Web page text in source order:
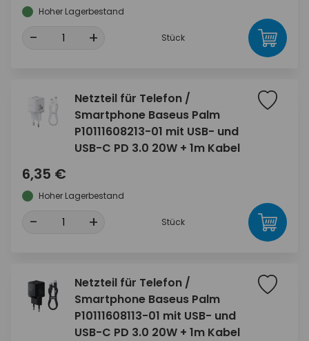
Hoher Lagerbestand
- + Stück
Netzteil für Telefon /
Smartphone Baseus Palm
P10111608213-01 mit USB- und
USB-C PD 3.0 20W + 1m Kabel
6,35 €
Hoher Lagerbestand
- + Stück
Netzteil für Telefon /
Smartphone Baseus Palm
P10111608113-01 mit USB- und
USB-C PD 3.0 20W + 1m Kabel